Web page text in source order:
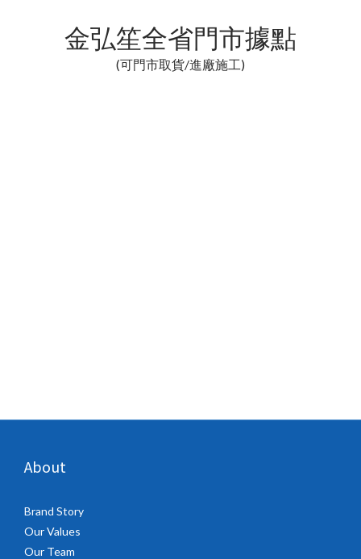
金弘笙全省門市據點
(可門市取貨/進廠施工)
About
Brand Story
Our Values
Our Team